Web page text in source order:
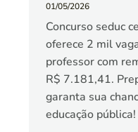
01/05/2026
Concurso seduc
oferece 2 mil
professor com
R$ 7.181,41.
garanta sua
educação pública!